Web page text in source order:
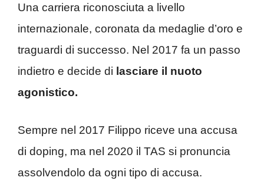
Una carriera riconosciuta a livello
internazionale, coronata da medaglie d’oro e
traguardi di successo. Nel 2017 fa un passo
indietro e decide di lasciare il nuoto
agonistico.
Sempre nel 2017 Filippo riceve una accusa
di doping, ma nel 2020 il TAS si pronuncia
assolvendolo da ogni tipo di accusa.